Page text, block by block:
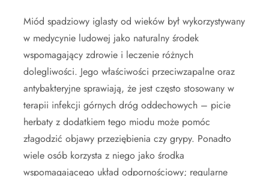
Miód spadziowy iglasty od wieków był wykorzystywany
w medycynie ludowej jako naturalny środek
wspomagający zdrowie i leczenie różnych
dolegliwości. Jego właściwości przeciwzapalne oraz
antybakteryjne sprawiają, że jest często stosowany w
terapii infekcji górnych dróg oddechowych – picie
herbaty z dodatkiem tego miodu może pomóc
złagodzić objawy przeziębienia czy grypy. Ponadto
wiele osób korzysta z niego jako środka
wspomagającego układ odpornościowy; regularne